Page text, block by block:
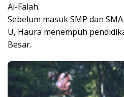
Al-Falah.
Sebelum masuk SMP dan
U, Haura menempuh
Besar.